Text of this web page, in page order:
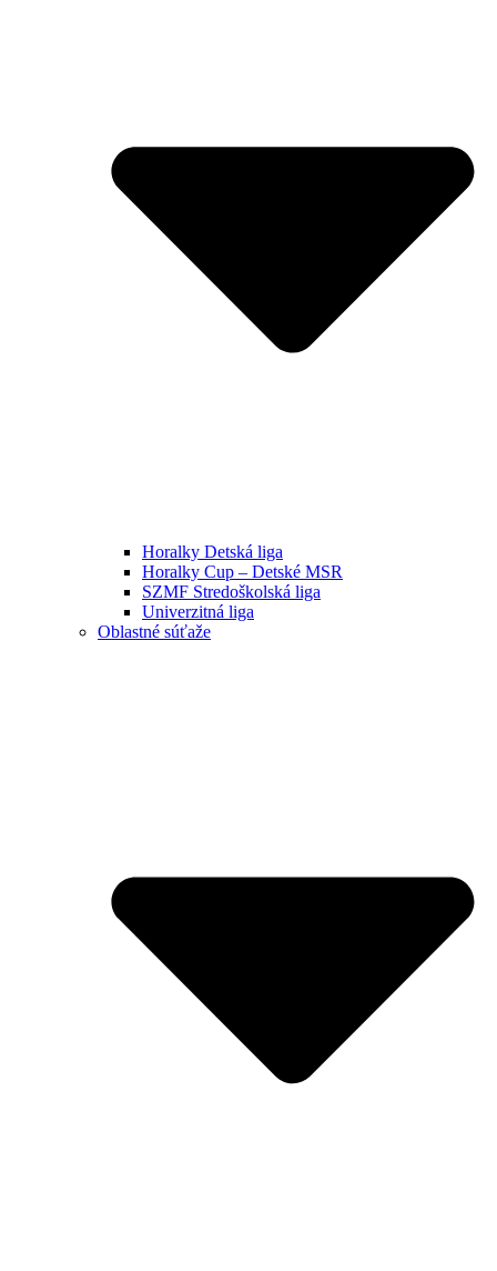
Horalky Detská liga
Horalky Cup – Detské MSR
SZMF Stredoškolská liga
Univerzitná liga
Oblastné súťaže